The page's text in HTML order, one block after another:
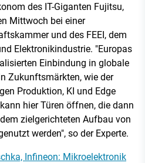
des IT-Giganten Fujitsu,
Mittwoch bei einer
und des FEEI, dem
Elektronikindustrie. "Europas
Einbindung in globale
Zukunftsmärkten, wie der
Produktion, KI und Edge
hier Türen öffnen, die dann
zielgerichteten Aufbau von
werden", so der Experte.
Infineon: Mikroelektronik